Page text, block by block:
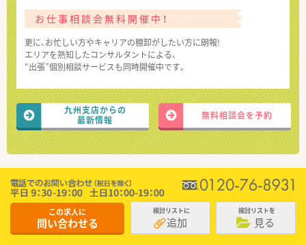
お仕事相談会無料開催中！
更に、お忙しい方やキャリアの棚卸がしたい方に朗報!
エリアを熟知したコンサルタントによる、
“出張”個別相談サービスも同時開催中です。
九州支店からの
最新情報
無料相談会を予約
この求人に
問い合わせる
検討リストに
追加
検討リストを
見る